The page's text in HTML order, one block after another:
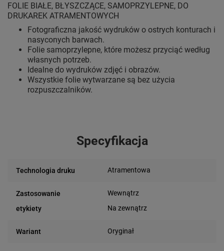
FOLIE BIAŁE, BŁYSZCZĄCE, SAMOPRZYLEPNE, DO
DRUKAREK ATRAMENTOWYCH
Fotograficzna jakość wydruków o ostrych konturach i
nasyconych barwach.
Folie samoprzylepne, które możesz przyciąć według
własnych potrzeb.
Idealne do wydruków zdjęć i obrazów.
Wszystkie folie wytwarzane są bez użycia
rozpuszczalników.
Specyfikacja
Technologia druku Atramentowa
Zastosowanie
etykiety
Wewnątrz
Na zewnątrz
Wariant Oryginał